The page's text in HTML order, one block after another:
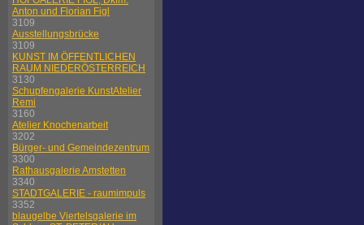
Anton und Florian Figl
3109
Ausstellungsbrücke
3109
KUNST IM ÖFFENTLICHEN
RAUM NIEDERÖSTERREICH
3130
Schupfengalerie KunstAtelier
Remi
3160
Atelier Knochenarbeit
3202
Bürger- und Gemeindezentrum
3300
Rathausgalerie Amstetten
3340
STADTGALERIE - raumimpuls
3352
blaugelbe Viertelsgalerie im